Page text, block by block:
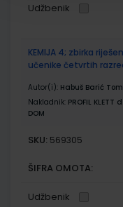
Udžbenik
KEMIJA 4; zbirka
učenike četvrtih
Autor(i): Habuš Barić
Nakladnik: PROFIL KLETT
DOM
SKU: 569305
ŠIFRA OMOTA:
Udžbenik